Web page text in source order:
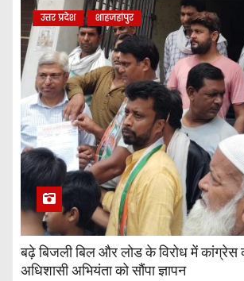
उत्तर प्रदेश शाहजहांपुर
बढ़े बिजली बिल और लोड के विरोध में कांग्रेस
अधिशासी अभियंता को सौंपा ज्ञापन